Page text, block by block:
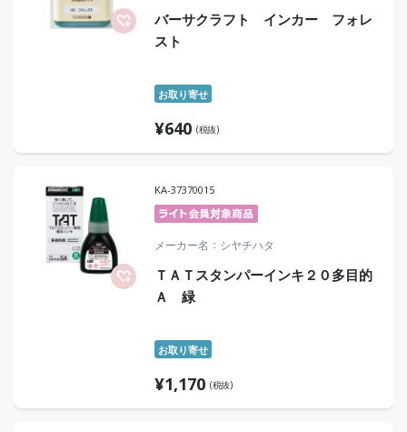
バーサクラフト インカー フォレ
スト
お取り寄せ
¥640 (税抜)
KA-37370015
メーカー名 シヤチハタ
ＴＡＴスタンパーインキ２０多目的
Ａ 緑
お取り寄せ
¥1,170 (税抜)